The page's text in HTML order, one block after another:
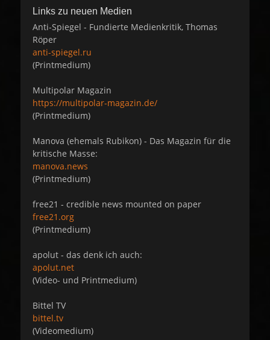
Links zu neuen Medien
Anti-Spiegel - Fundierte Medienkritik, Thomas
Röper
anti-spiegel.ru
(Printmedium)
Multipolar Magazin
https://multipolar-magazin.de/
(Printmedium)
Manova (ehemals Rubikon) - Das Magazin für die
kritische Masse:
manova.news
(Printmedium)
free21 - credible news mounted on paper
free21.org
(Printmedium)
apolut - das denk ich auch:
apolut.net
(Video- und Printmedium)
Bittel TV
bittel.tv
(Videomedium)